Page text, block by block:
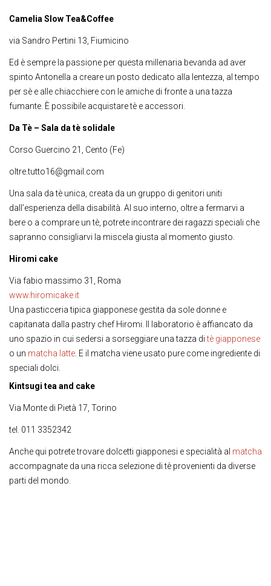
Camelia Slow Tea&Coffee
via Sandro Pertini 13, Fiumicino
Ed è sempre la passione per questa millenaria bevanda ad aver
spinto Antonella a creare un posto dedicato alla lentezza, al tempo
per sè e alle chiacchiere con le amiche di fronte a una tazza
fumante. È possibile acquistare tè e accessori.
Da Tè – Sala da tè solidale
Corso Guercino 21, Cento (Fe)
oltre.tutto16@gmail.com
Una sala da tè unica, creata da un gruppo di genitori uniti
dall’esperienza della disabilità. Al suo interno, oltre a fermarvi a
bere o a comprare un tè, potrete incontrare dei ragazzi speciali che
sapranno consigliarvi la miscela giusta al momento giusto.
Hiromi cake
Via fabio massimo 31, Roma
www.hiromicake.it
Una pasticceria tipica giapponese gestita da sole donne e
capitanata dalla pastry chef Hiromi. Il laboratorio è affiancato da
uno spazio in cui sedersi a sorseggiare una tazza ditè giapponese
o un matcha latte . E il matcha viene usato pure come ingrediente di
speciali dolci.
Kintsugi tea and cake
Via Monte di Pietà 17, Torino
tel. 011 3352342
Anche qui potrete trovare dolcetti giapponesi e specialità al matcha
accompagnate da una ricca selezione di tè provenienti da diverse
parti del mondo.